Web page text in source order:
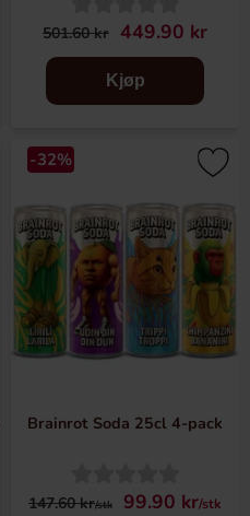
501.60 kr 449.90 kr
Kjøp
-32%
Brainrot Soda 25cl 4-pack
147.60 kr/stk 99.90 kr/stk